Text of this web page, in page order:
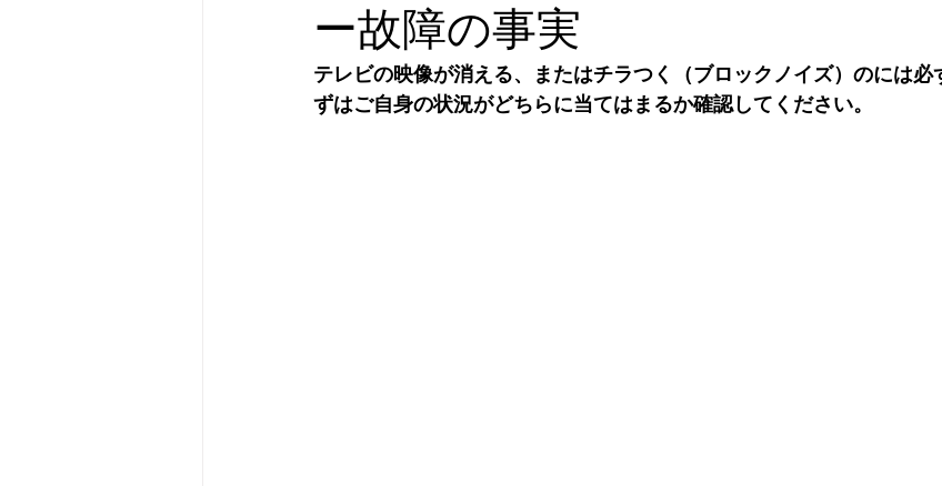
ー故障の事実
テレビの映像が消える、またはチラつく（ブロックノイズ）のには必
ずはご自身の状況がどちらに当てはまるか確認してください。